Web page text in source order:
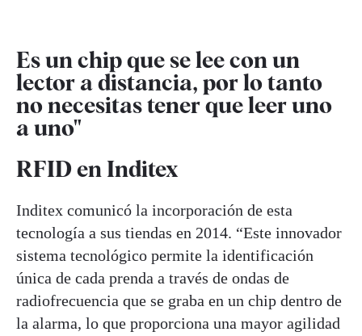
Es un chip que se lee con un
lector a distancia, por lo tanto
no necesitas tener que leer uno
a uno"
RFID en Inditex
Inditex comunicó la incorporación de esta
tecnología a sus tiendas en 2014. “Este innovador
sistema tecnológico permite la identificación
única de cada prenda a través de ondas de
radiofrecuencia que se graba en un chip dentro de
la alarma, lo que proporciona una mayor agilidad